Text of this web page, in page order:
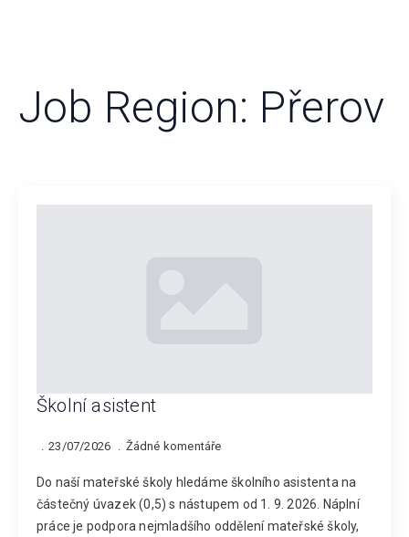
Job Region: Přerov
Školní asistent
23/07/2026 Žádné komentáře
Do naší mateřské školy hledáme školního asistenta na
částečný úvazek (0,5) s nástupem od 1. 9. 2026. Náplní
práce je podpora nejmladšího oddělení mateřské školy,